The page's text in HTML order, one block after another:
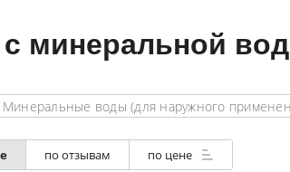
минеральной
Минеральные воды (для наружного
по отзывам по цене